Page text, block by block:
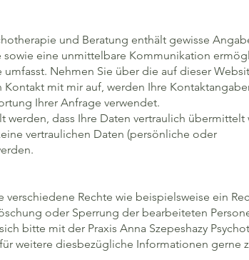
und Beratung enthält gewisse
eine unmittelbare Kommunikation
Nehmen Sie über die auf dieser
mit mir auf, werden Ihre
Ihrer Anfrage verwendet.
werden, dass Ihre Daten vertraulich übermittelt
vertraulichen Daten (persönliche oder
Rechte wie beispielsweise ein
oder Sperrung der bearbeiteten
bitte mit der Praxis Anna Szepeshazy
weitere diesbezügliche Informationen gerne